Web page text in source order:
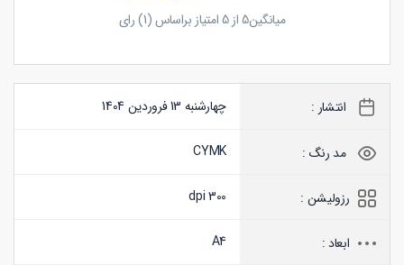
میانگین5از5امتیاز براساس (1) رای
انتشار : چهارشنبه 13 فروردین 1404
مد رنگ : CYMK
رزولیشن : 300 dpi
ابعاد : A4